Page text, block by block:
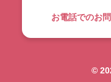
お電話でのお
©︎